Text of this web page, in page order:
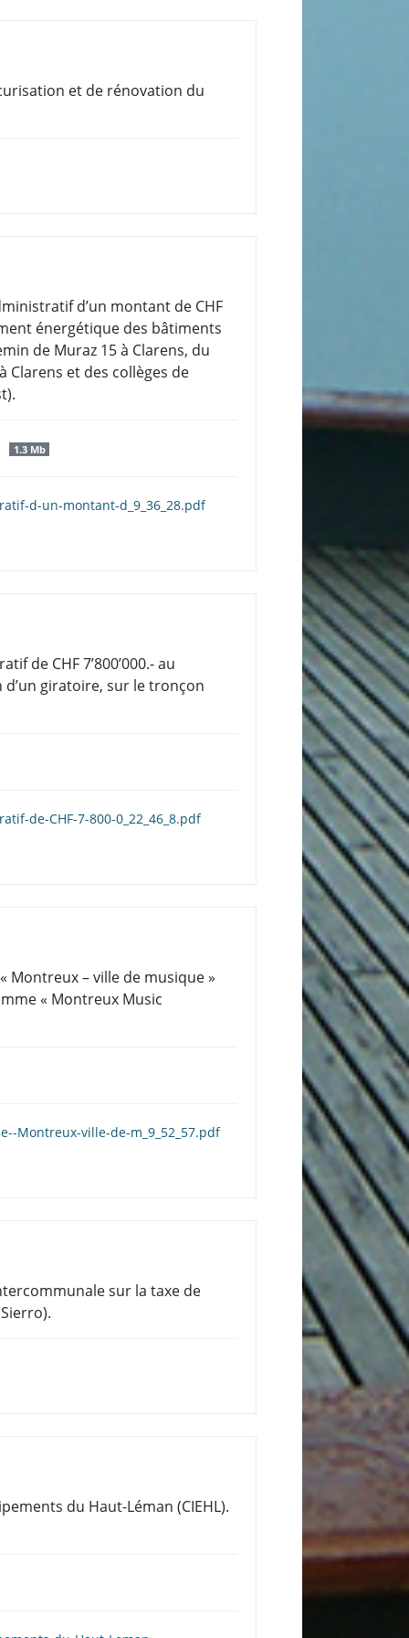
et de rénovation du
d’un montant de CHF
énergétique des bâtiments
de Muraz 15 à Clarens, du
Clarens et des collèges de
1.3 Mb
d-un-montant-d_9_36_28.pdf
de CHF 7’800’000.- au
d’un giratoire, sur le tronçon
de-CHF-7-800-0_22_46_8.pdf
– ville de musique »
« Montreux Music
Montreux-ville-de-m_9_52_57.pdf
sur la taxe de
du Haut-Léman (CIEHL).